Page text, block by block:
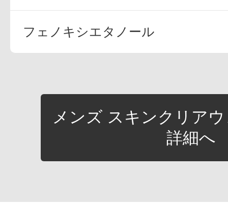
よくあるご質問
フェノキシエタノール
メンズ スキンクリア
詳細へ